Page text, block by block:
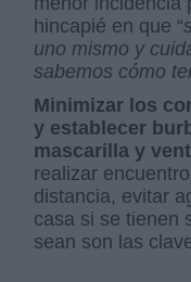
hincapié en que “
uno mismo y
sabemos cómo
Minimizar los
y establecer
mascarilla y
realizar
distancia, evitar
casa si se tienen
sean son las